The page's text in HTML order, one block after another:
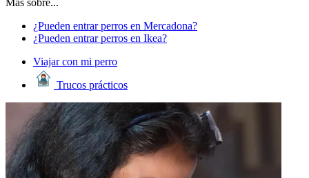
Más sobre...
¿Pueden entrar perros en Mercadona?
¿Pueden entrar perros en Ikea?
Viajar con mi perro
Trucos prácticos